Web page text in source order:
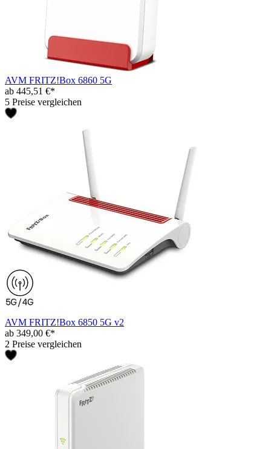
AVM FRITZ!Box 6860 5G
ab 445,51 €*
5 Preise vergleichen
AVM FRITZ!Box 6850 5G v2
ab 349,00 €*
2 Preise vergleichen